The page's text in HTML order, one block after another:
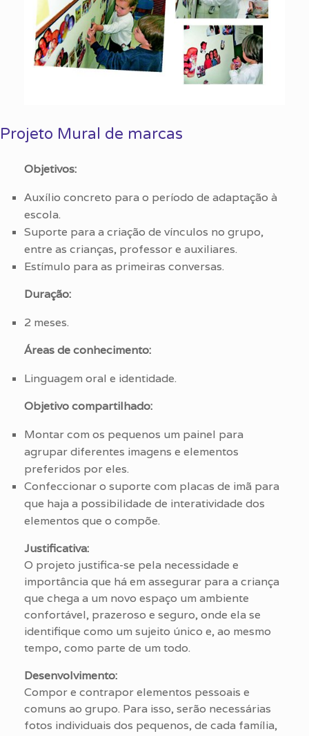
Projeto Mural de marcas
Objetivos:
Auxílio concreto para o período de adaptação à
escola.
Suporte para a criação de vínculos no grupo,
entre as crianças, professor e auxiliares.
Estímulo para as primeiras conversas.
Duração:
2 meses.
Áreas de conhecimento:
Linguagem oral e identidade.
Objetivo compartilhado:
Montar com os pequenos um painel para
agrupar diferentes imagens e elementos
preferidos por eles.
Confeccionar o suporte com placas de imã para
que haja a possibilidade de interatividade dos
elementos que o compõe.
Justificativa:
O projeto justifica-se pela necessidade e
importância que há em assegurar para a criança
que chega a um novo espaço um ambiente
confortável, prazeroso e seguro, onde ela se
identifique como um sujeito único e, ao mesmo
tempo, como parte de um todo.
Desenvolvimento:
Compor e contrapor elementos pessoais e
comuns ao grupo. Para isso, serão necessárias
fotos individuais dos pequenos, de cada família,